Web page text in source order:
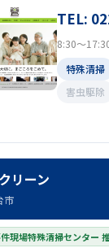
TEL:
8:30～
特殊清掃
害虫駆除
リーン
市
現場特殊清掃センター